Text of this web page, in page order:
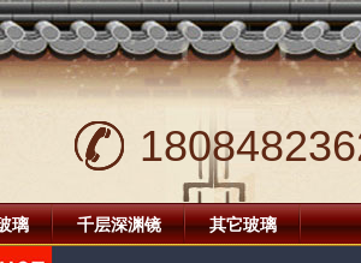
璃 千层深渊镜 其它玻璃